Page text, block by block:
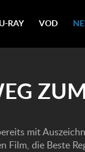
RAY VOD
mit
die Beste